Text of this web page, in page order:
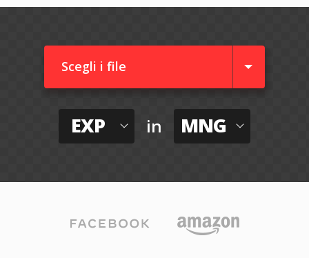
Scegli i file
EXP in MNG